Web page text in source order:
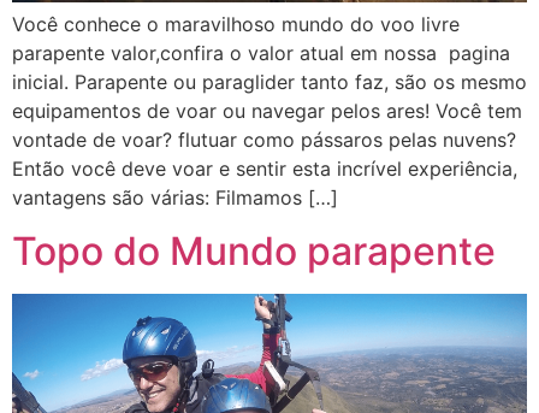
Você conhece o maravilhoso mundo do voo livre
parapente valor,confira o valor atual em nossa pagina
inicial. Parapente ou paraglider tanto faz, são os mesmo
equipamentos de voar ou navegar pelos ares! Você tem
vontade de voar? flutuar como pássaros pelas nuvens?
Então você deve voar e sentir esta incrível experiência,
vantagens são várias: Filmamos […]
Topo do Mundo parapente